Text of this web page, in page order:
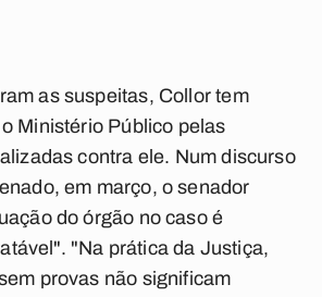
as suspeitas, Collor tem
Ministério Público pelas
contra ele. Num discurso
em março, o senador
do órgão no caso é
"Na prática da Justiça,
provas não significam